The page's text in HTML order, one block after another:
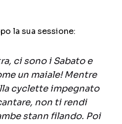
la sua sessione:
ci sono i Sabato e
un maiale! Mentre
cyclette impegnato
non ti rendi
stann filando. Poi